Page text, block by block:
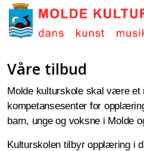
Våre tilbud
Molde kulturskole skal være et
kompetansesenter for
barn, unge og voksne i Molde
Kulturskolen tilbyr opplæring i